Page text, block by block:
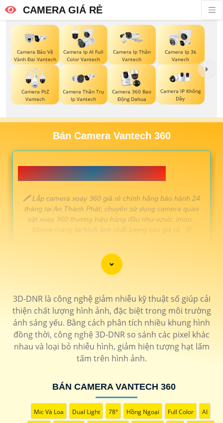
CAMERA GIÁ RẺ
Camera Bảo Vệ
Vành Đai Vantech
Camera Ip AI Full
Color Vantech
Camera Ip Thân
Vantech
Camera Ip 3k
Vanech
Camera PtZ
Vantech
Camera Thân Trụ
Ip Vantech
Camera 360 Bao
Động Dahua
Camera IP Không
Dây
Bán Camera Vantech 360
️🖍 Lắp camera xoay 360 giá rẻ chính hãng bảo hành 24
tháng tại An Thành Phát, chuyên sử dụng camera quan
sát xoay 360 thương hiệu hàng đầu như ezviz, imou ,
Kbone mang lại hình ảnh chất lượng cao giá rẻ. 🛒
💎 Camera wifi xoay 360 ezviz
1.400.000 VNĐĐộ phân giải 2.0 MP bảo mật cao chống mưa nắngCS-
H8c-R100-1K2WKFL
🗂 Camera wifi 360 c6n
Hồng ngoại 10m hình ảnh sắt nét dễ dàng cài đặt
1.700.000 VNĐThiết kế chắc chắn tích hợp micro có màu ban đêm
SD2A200HB-GN-AW-PV-S2
🌟 camera xoay 360 nhỏ gọn
3D-DNR là công nghệ giảm nhiễu kỹ thuật số giúp cải
thiện chất lượng hình ảnh, đặc biệt trong môi trường
ánh sáng yếu. Bằng cách phân tích nhiều khung hình
đồng thời, công nghệ 3D-DNR so sánh các pixel khác
nhau và loại bỏ nhiễu hình, giảm hiện tượng hạt lấm
tấm trên hình ảnh.
BÁN CAMERA VANTECH 360
Mic Và Loa Dual Light 78° Hồng Ngoại Full Color AI